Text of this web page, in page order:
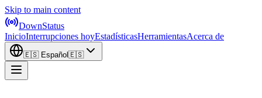
Skip to main content
DownStatus
InicioInterrupciones hoyEstadísticasHerramientasAcerca de
🇪🇸 Español 🇪🇸